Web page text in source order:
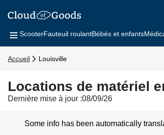
ScooterFauteuil roulantBébés et enfants
Accueil Louisville
Locations de matériel
Dernière mise à jour :08/09/26
Some info has been automatically